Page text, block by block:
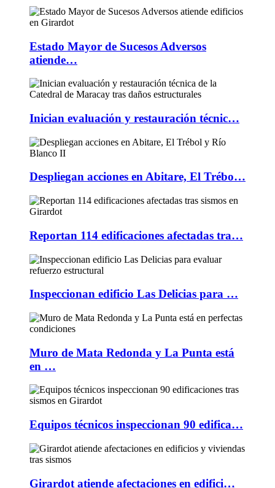
Estado Mayor de Sucesos Adversos
atiende…
Inician evaluación y restauración técnic…
Despliegan acciones en Abitare, El Trébo…
Reportan 114 edificaciones afectadas tra…
Inspeccionan edificio Las Delicias para …
Muro de Mata Redonda y La Punta está
en …
Equipos técnicos inspeccionan 90 edifica…
Girardot atiende afectaciones en edifici…